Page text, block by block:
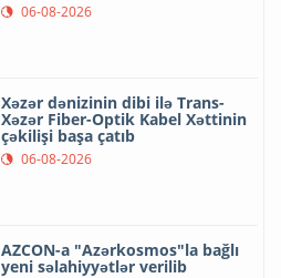
06-08-2026
Xəzər dənizinin dibi ilə Trans-
Xəzər Fiber-Optik Kabel Xəttinin
çəkilişi başa çatıb
06-08-2026
AZCON-a "Azərkosmos"la bağlı
yeni səlahiyyətlər verilib